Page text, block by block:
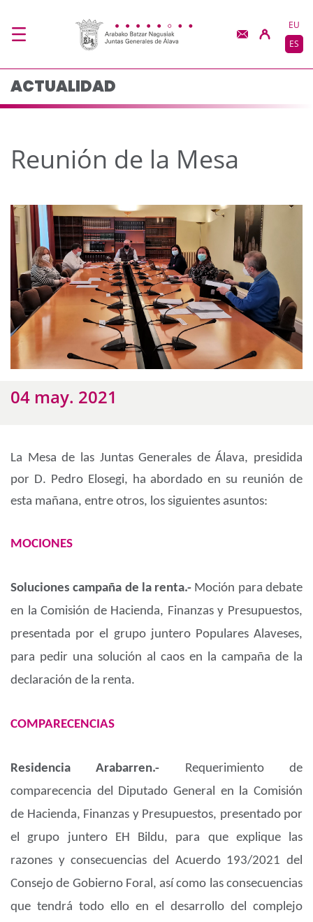
Reunión de la Mesa -
EU
ES
ACTUALIDAD
Reunión de la Mesa
04 may. 2021
La Mesa de las Juntas Generales de Álava, presidida
por D. Pedro Elosegi, ha abordado en su reunión de
esta mañana, entre otros, los siguientes asuntos:
MOCIONES
Soluciones campaña de la renta.- Moción para debate
en la Comisión de Hacienda, Finanzas y Presupuestos,
presentada por el grupo juntero Populares Alaveses,
para pedir una solución al caos en la campaña de la
declaración de la renta.
COMPARECENCIAS
Residencia Arabarren.- Requerimiento de
comparecencia del Diputado General en la Comisión
de Hacienda, Finanzas y Presupuestos, presentado por
el grupo juntero EH Bildu, para que explique las
razones y consecuencias del Acuerdo 193/2021 del
Consejo de Gobierno Foral, así como las consecuencias
que tendrá todo ello en el desarrollo del complejo